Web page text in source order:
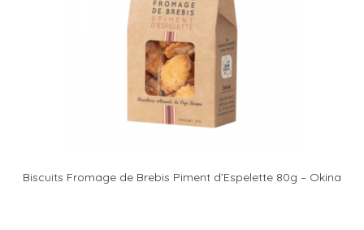
Biscuits Fromage de Brebis Piment d’Espelette 80g – Okina